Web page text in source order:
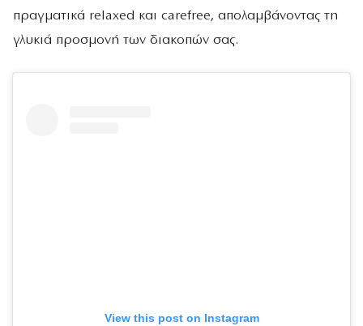
πραγματικά relaxed και carefree, απολαμβάνοντας τη
γλυκιά προσμονή των διακοπών σας.
View this post on Instagram